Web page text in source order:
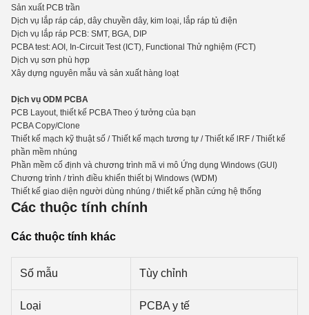
Sản xuất PCB trần
Dịch vụ lắp ráp cáp, dây chuyền dây, kim loại, lắp ráp tủ điện
Dịch vụ lắp ráp PCB: SMT, BGA, DIP
PCBA test: AOI, In-Circuit Test (ICT), Functional Thử nghiệm (FCT)
Dịch vụ sơn phù hợp
Xây dựng nguyên mẫu và sản xuất hàng loạt
Dịch vụ ODM PCBA
PCB Layout, thiết kế PCBA Theo ý tưởng của bạn
PCBA Copy/Clone
Thiết kế mạch kỹ thuật số / Thiết kế mạch tương tự / Thiết kế lRF / Thiết kế
phần mềm nhúng
Phần mềm cố định và chương trình mã vi mô Ứng dụng Windows (GUI)
Chương trình / trình điều khiển thiết bị Windows (WDM)
Thiết kế giao diện người dùng nhúng / thiết kế phần cứng hệ thống
Các thuộc tính chính
Các thuộc tính khác
Số mẫu Tùy chỉnh
Loại PCBA y tế